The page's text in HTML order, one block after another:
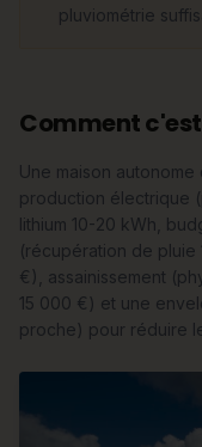
pluviométrie
Comment
Une maison
production électrique
lithium 10-20 kWh,
(récupération de pluie
€), assainissement
15 000 €) et une
proche) pour réduire